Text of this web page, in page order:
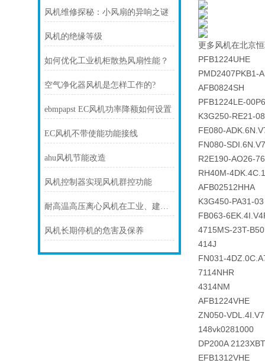
风机维修探秘：小风扇的异响之谜
风机的绝缘等级
如何优化工业机柜散热风扇性能？
空气净化器风机是怎样工作的?
ebmpapst EC风机功率降额如何设置
EC风机不带使能功能接线
ahu风机节能改造
风机控制器实现风机群控功能
耐高温高压离心风机在工业、建筑、环境工程等领域中发挥着重要的作用
风机长期停机的危害及保养
更多风机在北京
PFB1224UHE
PMD2407PKB1-A
AFB0824SH
PFB1224LE-00P6
K3G250-RE21-08
FE080-
FN080-
R2E190-AO26-76
RH40M-
AFB02512HHA
K3G450-PA31-03
FB063-
4715MS-23T-B50
414J
FN031-
7114NHR
4314NM
AFB1224VHE
ZN050-
148vk0281000
DP200A
EFB1312VHE